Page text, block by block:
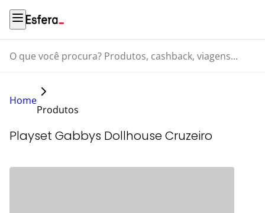
O que você procura? Produtos, cashback, viagens...
Home
Produtos
Playset Gabbys Dollhouse Cruzeiro